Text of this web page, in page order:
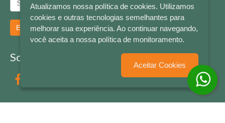
Enviar
Socialize conosco
Atualizamos nossa política de cookies. Utilizamos
cookies e outras tecnologias semelhantes para
melhorar sua experiência. Ao continuar navegando,
você aceita a nossa política de monitoramento.
Aceitar Cookies